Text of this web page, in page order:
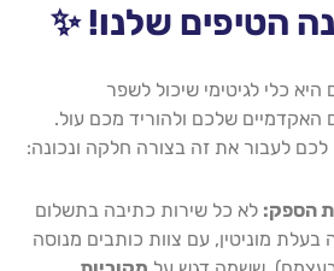
הטיפים שלנו! ✨
כלי לגיטימי שיכול לשפר
האקדמיים שלכם ולהוריד מכם עול.
לעבור את זה בצורה חלקה ונכונה:
הספק: לא כל שירות כתיבה בתשלום
מוניטין, עם צוות כותבים מנוסה